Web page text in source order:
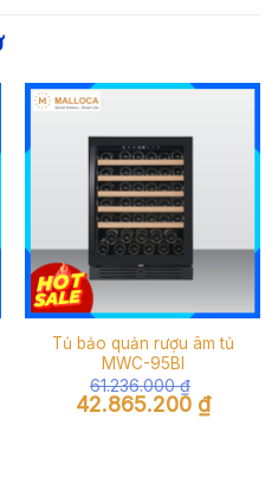
Tủ bảo quản rượu âm tủ
MWC-95BI
61.236.000₫
Giá
gốc
42.865.200 ₫Giá
hiện